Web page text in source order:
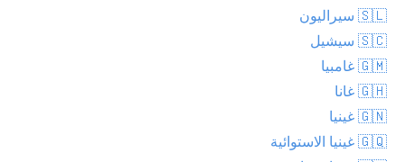
🇸🇱 سيراليون
🇸🇨 سيشيل
🇬🇲 غامبيا
🇬🇭 غانا
🇬🇳 غينيا
🇬🇶 غينيا الاستوائية